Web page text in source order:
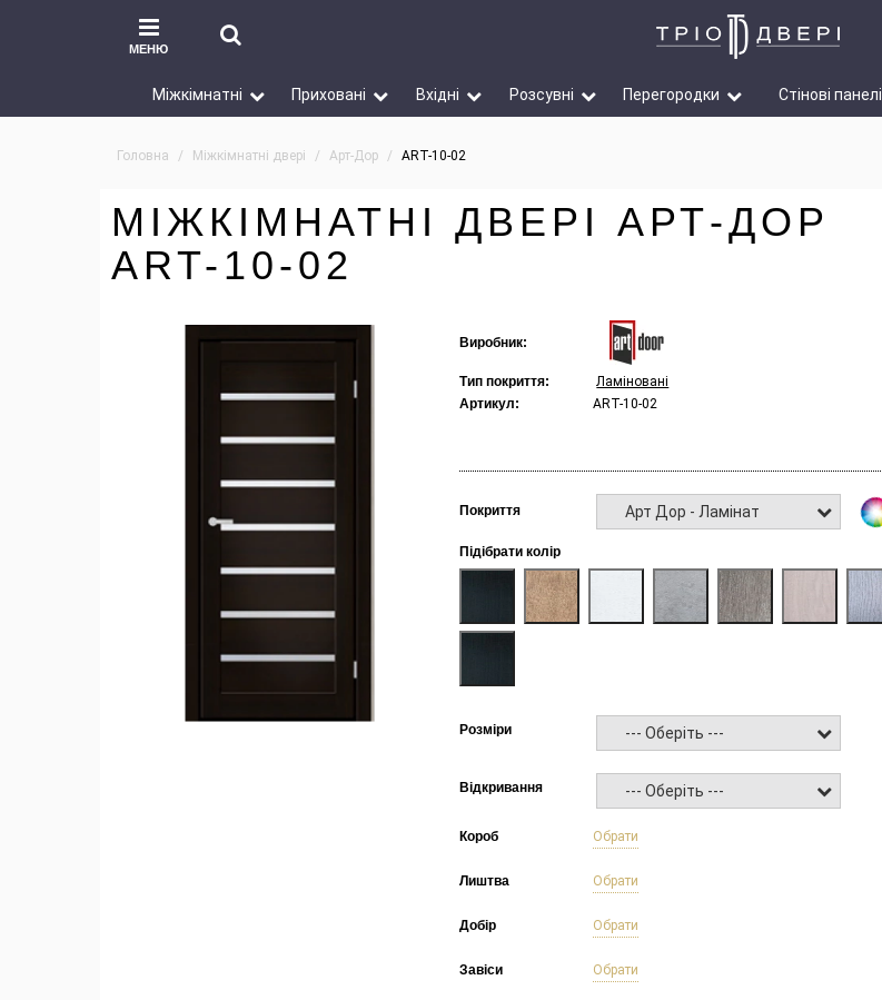
МЕНЮ
Міжкімнатні Приховані Вхідні Розсувні Перегородки Стінові панелі
Головна Міжкімнатні двері Арт-Дор ART-10-02
МІЖКІМНАТНІ ДВЕРІ АРТ-ДОР
ART-10-02
Виробник:
Тип покриття:
Ламіновані
Артикул:
ART-10-02
Покриття Арт Дор - Ламінат
Підібрати колір
Розміри --- Оберіть ---
Відкривання --- Оберіть ---
Короб Обрати
Лиштва Обрати
Добір Обрати
Завіси Обрати